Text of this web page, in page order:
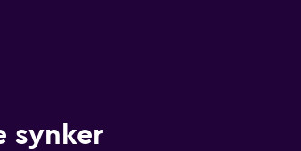
synker